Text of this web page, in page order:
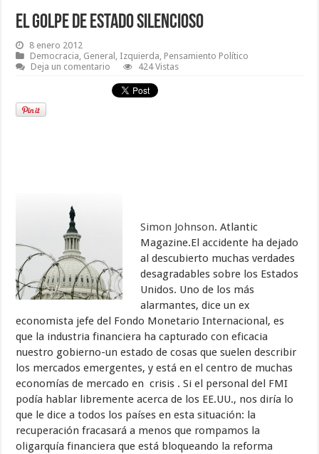
El golpe de Estado silencioso
8 enero 2012
Democracia, General , Izquierda, Pensamiento Político
Deja un comentario
424 Vistas
Simon Johnson. Atlantic
Magazine.El accidente ha dejado
al descubierto muchas verdades
desagradables sobre los Estados
Unidos. Uno de los más
alarmantes, dice un ex
economista jefe del Fondo Monetario Internacional, es
que la industria financiera ha capturado con eficacia
nuestro gobierno-un estado de cosas que suelen describir
los mercados emergentes, y está en el centro de muchas
economías de mercado en crisis . Si el personal del FMI
podía hablar libremente acerca de los EE.UU., nos diría lo
que le dice a todos los países en esta situación: la
recuperación fracasará a menos que rompamos la
oligarquía financiera que está bloqueando la reforma